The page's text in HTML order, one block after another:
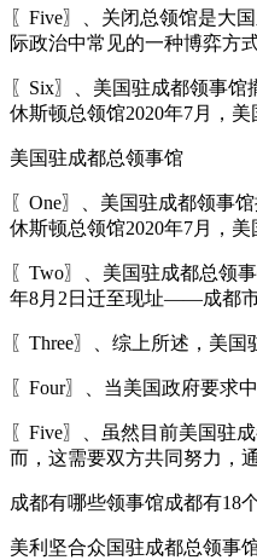
〖Five〗、关闭总领馆是大
际政治中常见的一种博弈方式
〖Six〗、美国驻成都领事
休斯顿总领馆2020年7月，
美国驻成都总领事馆
〖One〗、美国驻成都领事
休斯顿总领馆2020年7月，
〖Two〗、美国驻成都总领
年8月2日迁至现址——成都市
〖Three〗、综上所述，美
〖Four〗、当美国政府要求
〖Five〗、虽然目前美国驻
而，这需要双方共同努力，
成都有哪些领事馆成都有18
美利坚合众国驻成都总领事